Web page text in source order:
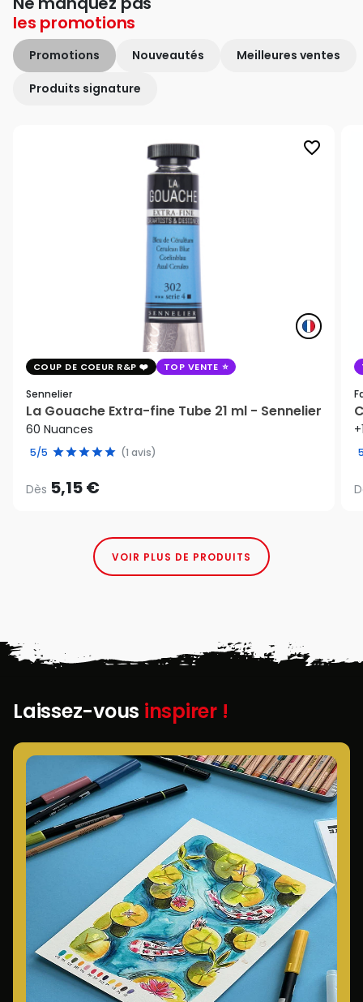
les promotions
Promotions Nouveautés Meilleures ventes
Produits signature
favorite_border
COUP DE COEUR R&P TOP VENTE
Sennelier
La Gouache Extra-fine Tube 21 ml - Sennelier
60 Nuances
5/5 (1 avis)
Dès 5,15 €
VOIR PLUS DE PRODUITS
Laissez-vous inspirer !